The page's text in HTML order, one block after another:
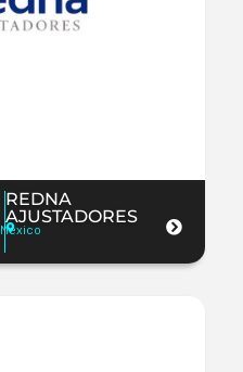
REDNA
AJUSTADORES
Mexico